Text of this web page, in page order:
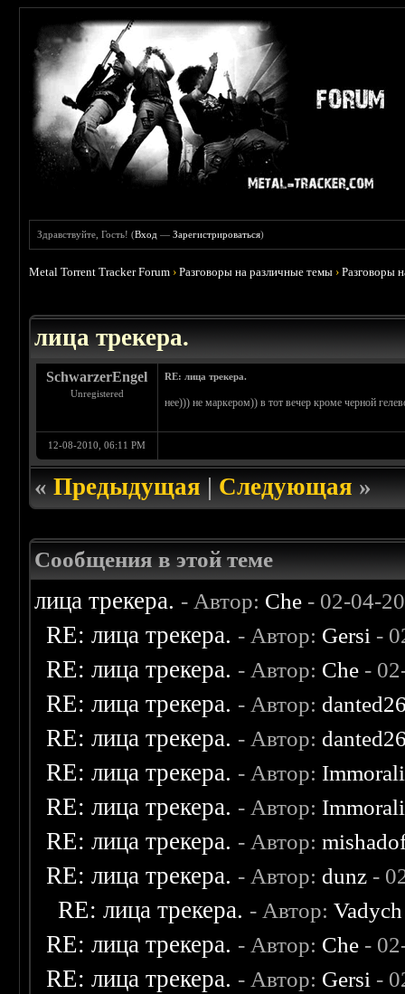
Здравствуйте, Гость! (Вход —Зарегистрироваться)
Metal Torrent Tracker Forum ›Разговоры на различные темы ›Разговоры
лица трекера.
SchwarzerEngel
Unregistered
RE: лица трекера.
нее))) не маркером)) в тот вечер кроме черной
12-08-2010, 06:11 PM
«Предыдущая|Следующая»
Сообщения в этой теме
лица трекера. - Автор: Che - 02-04-
RE: лица трекера. - Автор: Gersi -
RE: лица трекера. - Автор: Che -
RE: лица трекера. - Автор:
RE: лица трекера. - Автор:
RE: лица трекера. - Автор:
RE: лица трекера. - Автор:
RE: лица трекера. - Автор:
RE: лица трекера. - Автор: dunz -
RE: лица трекера. - Автор:Vadych
RE: лица трекера. - Автор: Che -
RE: лица трекера. - Автор: Gersi -